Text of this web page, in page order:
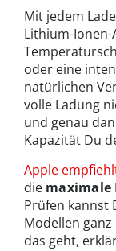
Mit jedem
Lithium-Ionen-
oder eine
natürlichen
volle Ladung
und genau
Kapazität Du
Apple
die maximale
Prüfen kannst
Modellen
das geht,